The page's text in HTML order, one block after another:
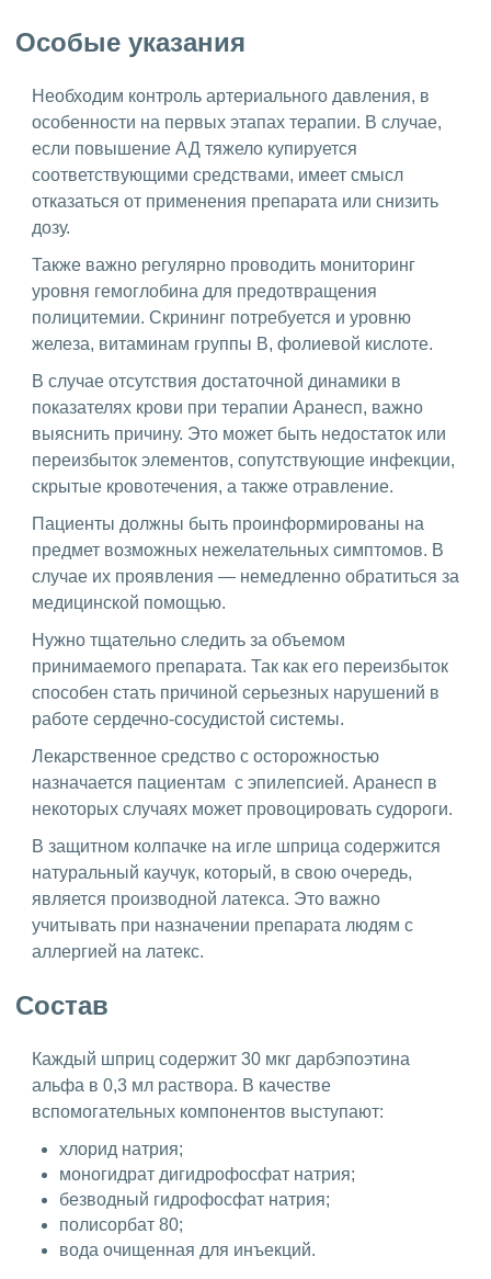
Особые указания
Необходим контроль артериального давления, в
особенности на первых этапах терапии. В случае,
если повышение АД тяжело купируется
соответствующими средствами, имеет смысл
отказаться от применения препарата или снизить
дозу.
Также важно регулярно проводить мониторинг
уровня гемоглобина для предотвращения
полицитемии. Скрининг потребуется и уровню
железа, витаминам группы В, фолиевой кислоте.
В случае отсутствия достаточной динамики в
показателях крови при терапии Аранесп, важно
выяснить причину. Это может быть недостаток или
переизбыток элементов, сопутствующие инфекции,
скрытые кровотечения, а также отравление.
Пациенты должны быть проинформированы на
предмет возможных нежелательных симптомов. В
случае их проявления — немедленно обратиться за
медицинской помощью.
Нужно тщательно следить за объемом
принимаемого препарата. Так как его переизбыток
способен стать причиной серьезных нарушений в
работе сердечно-сосудистой системы.
Лекарственное средство с осторожностью
назначается пациентам с эпилепсией. Аранесп в
некоторых случаях может провоцировать судороги.
В защитном колпачке на игле шприца содержится
натуральный каучук, который, в свою очередь,
является производной латекса. Это важно
учитывать при назначении препарата людям с
аллергией на латекс.
Состав
Каждый шприц содержит 30 мкг дарбэпоэтина
альфа в 0,3 мл раствора. В качестве
вспомогательных компонентов выступают:
хлорид натрия;
моногидрат дигидрофосфат натрия;
безводный гидрофосфат натрия;
полисорбат 80;
вода очищенная для инъекций.